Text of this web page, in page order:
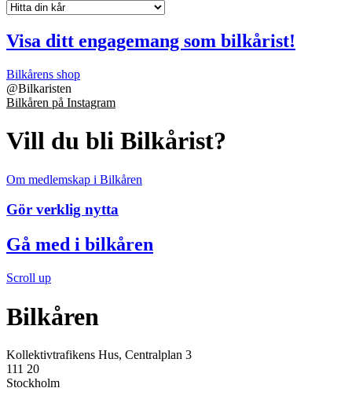
Visa ditt engagemang som bilkårist!
Bilkårens shop
@Bilkaristen
Bilkåren på Instagram
Vill du bli Bilkårist?
Om medlemskap i Bilkåren
Gör verklig nytta
Gå med i bilkåren
Scroll up
Bilkåren
Kollektivtrafikens Hus, Centralplan 3
111 20
Stockholm